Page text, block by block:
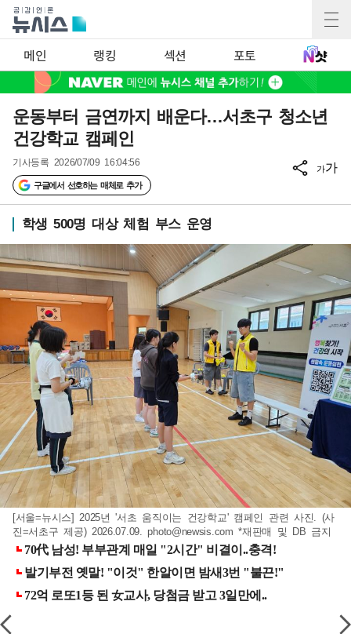
메인 랭킹 섹션 포토
운동부터 금연까지 배운다…서초구 청소년
건강학교 캠페인
기사등록 2026/07/09 16:04:56
구글에서 선호하는 매체로 추가
가가
학생 500명 대상 체험 부스 운영
[서울=뉴시스] 2025년 '서초 움직이는 건강학교' 캠페인 관련 사진. (사
진=서초구 제공) 2026.07.09.photo@newsis.com *재판매 및 DB 금지